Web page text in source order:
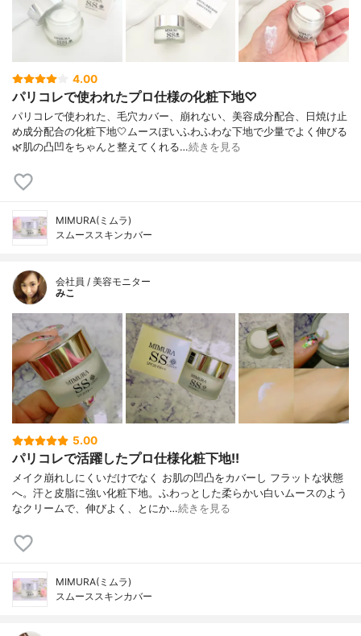
4.00
パリコレで使われたプロ仕様の化粧下地♡
パリコレで使われた、毛穴カバー、崩れない、美容成分配合、日焼け止
め成分配合の化粧下地🤍ムースぽいふわふわな下地で少量でよく伸びる
🌿肌の凸凹をちゃんと整えてくれる…続きを見る
MIMURA(ミムラ)
スムーススキンカバー
会社員 / 美容モニター
みこ
5.00
パリコレで活躍したプロ仕様化粧下地!!
メイク崩れしにくいだけでなく お肌の凹凸をカバーし フラットな状態
へ。汗と皮脂に強い化粧下地。ふわっとした柔らかい白いムースのよう
なクリームで、伸びよく、とにか…続きを見る
MIMURA(ミムラ)
スムーススキンカバー